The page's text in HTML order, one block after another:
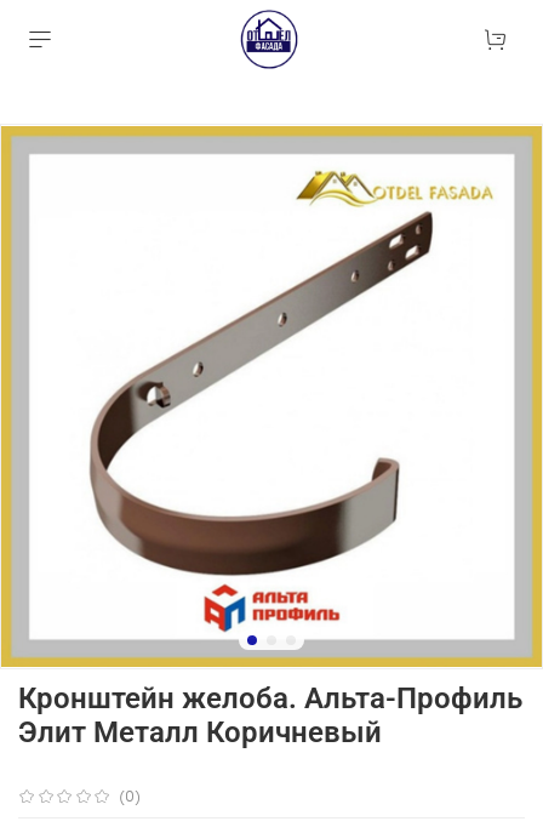
(0)
Кронштейн желоба. Альта-Профиль
Элит Металл Коричневый